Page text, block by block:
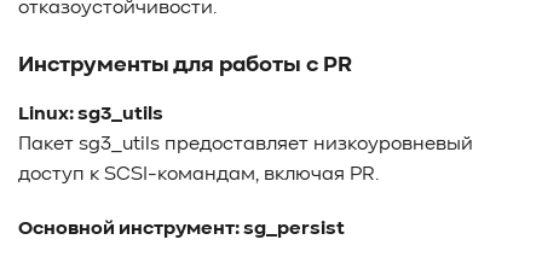
отказоустойчивости.
Инструменты для работы с PR
Linux: sg3_utils
Пакет sg3_utils предоставляет низкоуровневый
доступ к SCSI-командам, включая PR.
Основной инструмент: sg_persist